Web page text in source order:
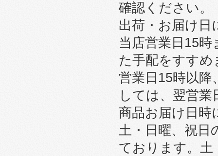
確認ください。
出荷・お届け日
当店営業日15
た手配をすすめ
営業日15時以
しては、翌営
商品お届け日時
土・日曜、祝日
ております。土